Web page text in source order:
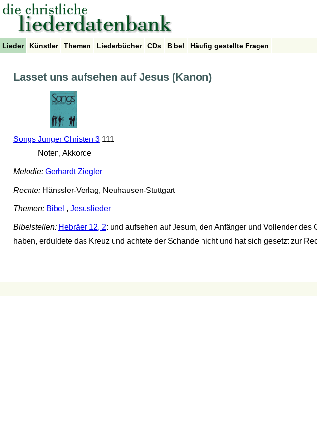
Lieder Künstler Themen Liederbücher CDs Bibel Häufig gestellte Fragen
Lasset uns aufsehen auf Jesus (Kanon)
Songs Junger Christen 3111
Noten, Akkorde
Melodie: Gerhardt Ziegler
Rechte:Hänssler-Verlag, Neuhausen-Stuttgart
Themen: Bibel , Jesuslieder
Bibelstellen: Hebräer 12, 2: und aufsehen auf Jesum, den Anfänger und Vollender
haben, erduldete das Kreuz und achtete der Schande nicht und hat sich gesetzt zur